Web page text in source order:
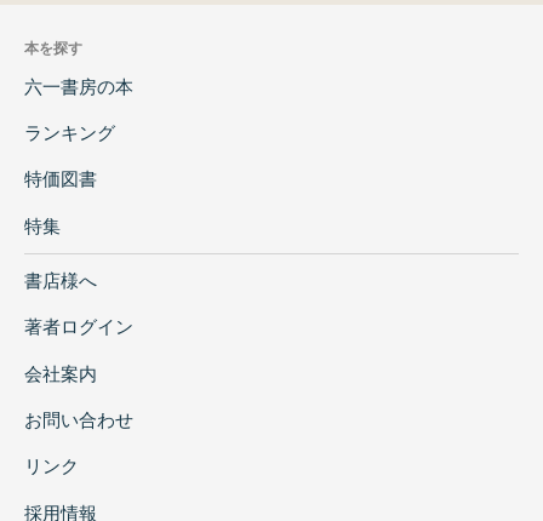
本を探す
六一書房の本
ランキング
特価図書
特集
書店様へ
著者ログイン
会社案内
お問い合わせ
リンク
採用情報